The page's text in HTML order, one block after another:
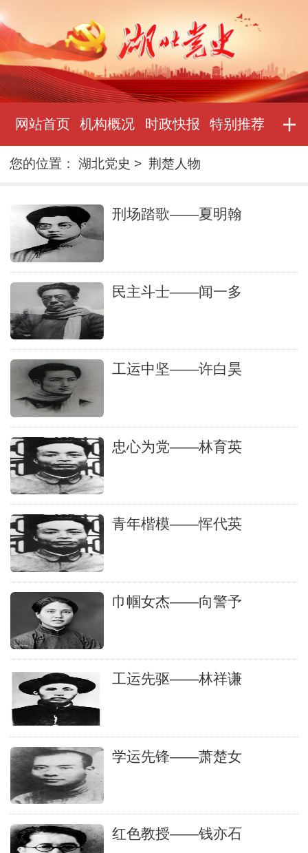
网站首页 机构概况 时政快报 特别推荐
您的位置：湖北党史 >荆楚人物
刑场踏歌——夏明翰
民主斗士——闻一多
工运中坚——许白昊
忠心为党——林育英
青年楷模——恽代英
巾帼女杰——向警予
工运先驱——林祥谦
学运先锋——萧楚女
红色教授——钱亦石